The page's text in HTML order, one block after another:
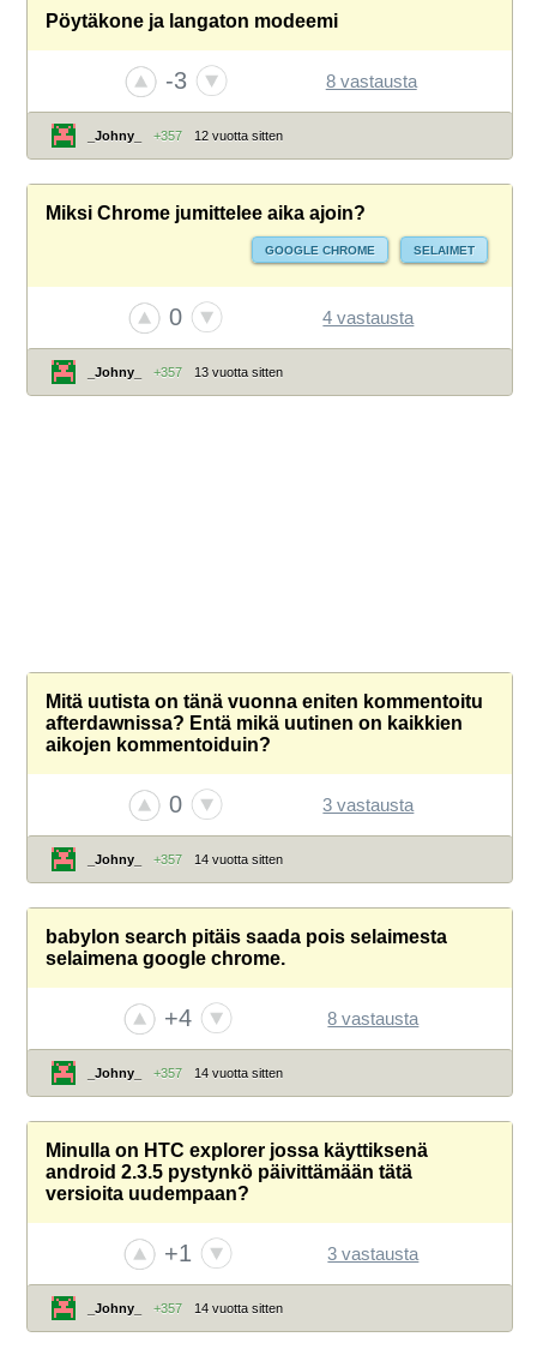
Pöytäkone ja langaton modeemi
-3 8 vastausta
_Johny_ +357 12 vuotta sitten
Miksi Chrome jumittelee aika ajoin?
GOOGLE CHROME SELAIMET
0 4 vastausta
_Johny_ +357 13 vuotta sitten
Mitä uutista on tänä vuonna eniten kommentoitu
afterdawnissa? Entä mikä uutinen on kaikkien
aikojen kommentoiduin?
0 3 vastausta
_Johny_ +357 14 vuotta sitten
babylon search pitäis saada pois selaimesta
selaimena google chrome.
+4 8 vastausta
_Johny_ +357 14 vuotta sitten
Minulla on HTC explorer jossa käyttiksenä
android 2.3.5 pystynkö päivittämään tätä
versioita uudempaan?
+1 3 vastausta
_Johny_ +357 14 vuotta sitten